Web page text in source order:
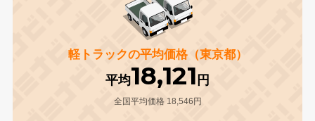
軽トラックの平均価格（東京都）
平均18,121 円
全国平均価格 18,546円